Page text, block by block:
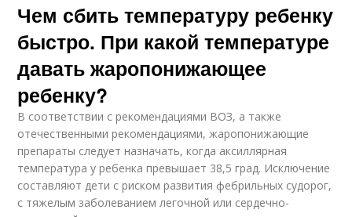
Чем сбить температуру ребенку
быстро. При какой температуре
давать жаропонижающее
ребенку?
В соответствии с рекомендациями ВОЗ, а также
отечественными рекомендациями, жаропонижающие
препараты следует назначать, когда аксиллярная
температура у ребенка превышает 38,5 град. Исключение
составляют дети с риском развития фебрильных судорог,
с тяжелым заболеванием легочной или сердечно-